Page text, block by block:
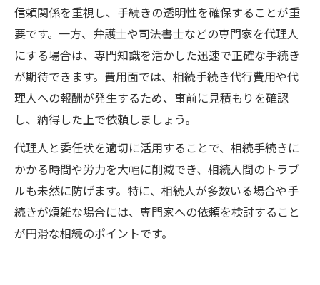
信頼関係を重視し、手続きの透明性を確保することが重
要です。一方、弁護士や司法書士などの専門家を代理人
にする場合は、専門知識を活かした迅速で正確な手続き
が期待できます。費用面では、相続手続き代行費用や代
理人への報酬が発生するため、事前に見積もりを確認
し、納得した上で依頼しましょう。
代理人と委任状を適切に活用することで、相続手続きに
かかる時間や労力を大幅に削減でき、相続人間のトラブ
ルも未然に防げます。特に、相続人が多数いる場合や手
続きが煩雑な場合には、専門家への依頼を検討すること
が円滑な相続のポイントです。